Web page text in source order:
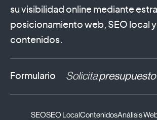
su visibilidad online mediante
posicionamiento web, SEO local
contenidos.
Formulario Solicitapresupuesto
SEOSEO Local ContenidosAnálisis